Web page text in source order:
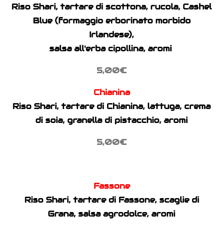
Riso Shari, tartare di scottona, rucola, Cashel
Blue (formaggio erborinato morbido
Irlandese),
salsa all'erba cipollina, aromi
5,00€
Chianina
Riso Shari, tartare di Chianina, lattuga, crema
di soia, granella di pistacchio, aromi
5,00€
Fassone
Riso Shari, tartare di Fassone, scaglie di
Grana, salsa agrodolce, aromi